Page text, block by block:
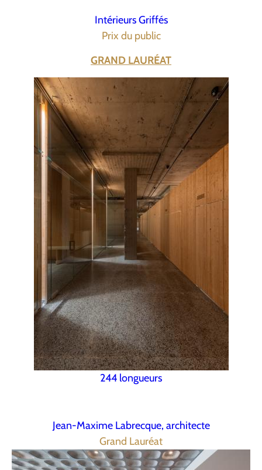
Intérieurs Griffés
Prix du public
GRAND LAURÉAT
244 longueurs
Jean-Maxime Labrecque, architecte
Grand Lauréat